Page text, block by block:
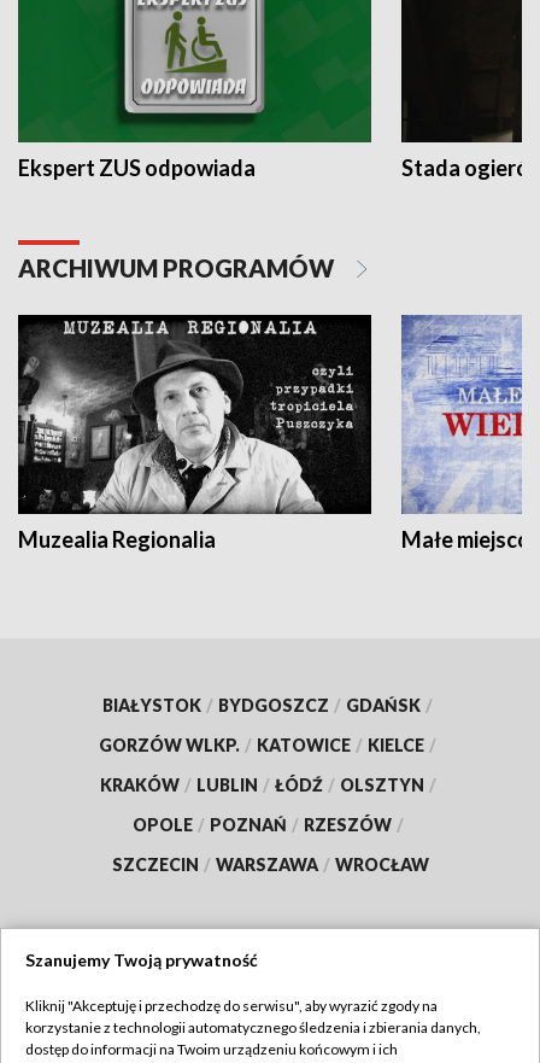
Ekspert ZUS odpowiada Stada
ARCHIWUM PROGRAMÓW
Muzealia Regionalia Małe
BIAŁYSTOK / BYDGOSZCZ / GDAŃSK /
GORZÓW WLKP. / KATOWICE / KIELCE /
KRAKÓW / LUBLIN / ŁÓDŹ / OLSZTYN /
OPOLE / POZNAŃ / RZESZÓW /
SZCZECIN / WARSZAWA / WROCŁAW
TVP
Szanujemy Twoją prywatność
Kliknij "Akceptuję i przechodzę do serwisu", aby wyrazić zgody na
korzystanie z technologii automatycznego śledzenia i zbierania danych,
dostęp do informacji na Twoim urządzeniu końcowym i ich